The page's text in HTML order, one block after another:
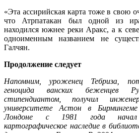
«Эта ассирийская карта тоже в свою
что Атрпатакан был одной из
находился южнее реки Аракс, а к
одноименным названием не
Галчян.
Продолжение следует
Напомним, уроженец Тебриза,
геноцида ванских беженцев
стипендиантом, получил
университете Астон в
Лондоне с 1981 года начал
картографическое наследие в